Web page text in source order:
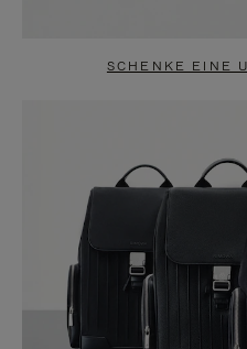
SCHENKE EINE